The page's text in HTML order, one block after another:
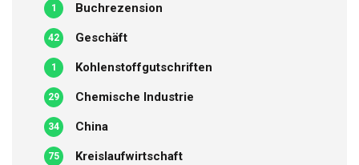
Buchrezension
1
Geschäft
42
Kohlenstoffgutschriften
1
Chemische Industrie
29
China
34
Kreislaufwirtschaft
75